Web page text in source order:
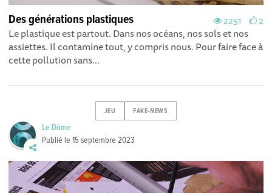
2251 2
Des générations plastiques
Le plastique est partout. Dans nos océans, nos sols et nos
assiettes. Il contamine tout, y compris nous. Pour faire face à
cette pollution sans...
JEU FAKE-NEWS
Le Dôme
Publié le15 septembre 2023